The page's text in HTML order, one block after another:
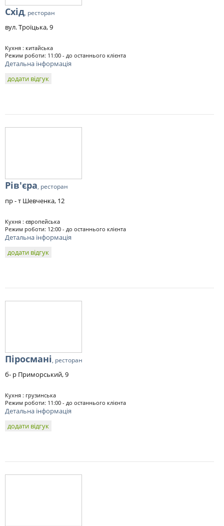
Схід, ресторан
вул. Троїцька, 9
Кухня : китайська
Режим роботи: 11:00 - до останнього клієнта
Детальна інформація
додати відгук
Рів'єра, ресторан
пр - т Шевченка, 12
Кухня : європейська
Режим роботи: 12:00 - до останнього клієнта
Детальна інформація
додати відгук
Піросмані, ресторан
б- р Приморський, 9
Кухня : грузинська
Режим роботи: 11:00 - до останнього клієнта
Детальна інформація
додати відгук